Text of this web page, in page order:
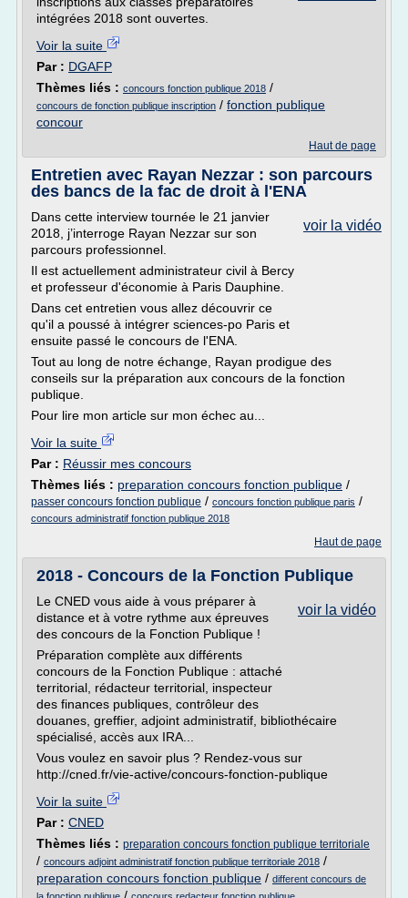
intégrées 2018 sont ouvertes.
Voir la suite
Par : DGAFP
Thèmes liés : concours fonction publique 2018 /
concours de fonction publique inscription / fonction publique
concour
Haut de page
Entretien avec Rayan Nezzar : son parcours
des bancs de la fac de droit à l'ENA
voir la vidéo
Dans cette interview tournée le 21 janvier
2018, j’interroge Rayan Nezzar sur son
parcours professionnel.
Il est actuellement administrateur civil à Bercy
et professeur d'économie à Paris Dauphine.
Dans cet entretien vous allez découvrir ce
qu'il a poussé à intégrer sciences-po Paris et
ensuite passé le concours de l'ENA.
Tout au long de notre échange, Rayan prodigue des
conseils sur la préparation aux concours de la fonction
publique.
Pour lire mon article sur mon échec au...
Voir la suite
Par : Réussir mes concours
Thèmes liés : preparation concours fonction publique /
passer concours fonction publique / concours fonction publique paris /
concours administratif fonction publique 2018
Haut de page
2018 - Concours de la Fonction Publique
voir la vidéo
Le CNED vous aide à vous préparer à
distance et à votre rythme aux épreuves
des concours de la Fonction Publique !
Préparation complète aux différents
concours de la Fonction Publique : attaché
territorial, rédacteur territorial, inspecteur
des finances publiques, contrôleur des
douanes, greffier, adjoint administratif, bibliothécaire
spécialisé, accès aux IRA...
Vous voulez en savoir plus ? Rendez-vous sur
http://cned.fr/vie-active/concours-fonction-publique
Voir la suite
Par : CNED
Thèmes liés : preparation concours fonction publique territoriale
/ concours adjoint administratif fonction publique territoriale 2018 /
preparation concours fonction publique / different concours de